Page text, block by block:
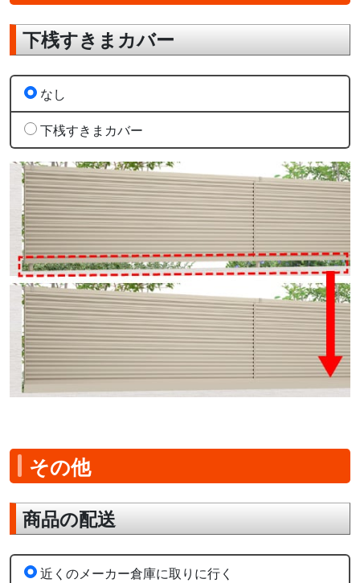
下桟すきまカバー
なし
下桟すきまカバー
その他
商品の配送
近くのメーカー倉庫に取りに行く